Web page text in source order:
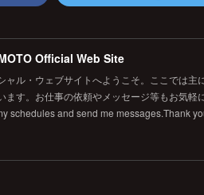
Official Web Site
ャル・ウェブサイトへようこそ。ここでは
ます。お仕事の依頼やメッセージ等もお気
schedules and send me messages.Thank